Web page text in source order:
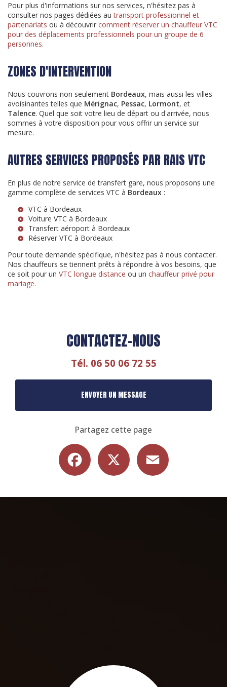
Pour plus d'informations sur nos services, n'hésitez pas à
consulter nos pages dédiées autransport professionnel et
partenariats ou à découvrir comment réserver un chauffeur VTC
pour des déplacements professionnels pour un groupe de 6
personnes.
ZONES D'INTERVENTION
Nous couvrons non seulement Bordeaux, mais aussi les villes
avoisinantes telles que Mérignac, Pessac, Lormont, et
Talence. Quel que soit votre lieu de départ ou d'arrivée, nous
sommes à votre disposition pour vous offrir un service sur
mesure.
AUTRES SERVICES PROPOSÉS PAR RAIS VTC
En plus de notre service de transfert gare, nous proposons une
gamme complète de services VTC à Bordeaux :
VTC à Bordeaux
Voiture VTC à Bordeaux
Transfert aéroport à Bordeaux
Réserver VTC à Bordeaux
Pour toute demande spécifique, n'hésitez pas à nous contacter.
Nos chauffeurs se tiennent prêts à répondre à vos besoins, que
ce soit pour un VTC longue distance ou un chauffeur privé pour
mariage.
CONTACTEZ-NOUS
Tél. 06 50 06 72 55
ENVOYER UN MESSAGE
Partagez cette page
Facebook